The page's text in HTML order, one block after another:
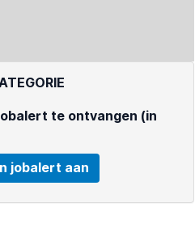
te ontvangen (in